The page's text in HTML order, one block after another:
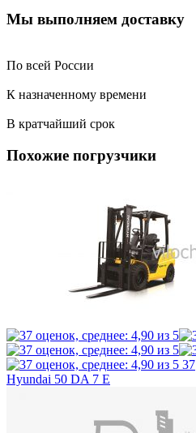
Мы выполняем доставку
По всей России
К назначенному времени
В кратчайший срок
Похожие погрузчики
37
Hyundai 50 DA 7 E